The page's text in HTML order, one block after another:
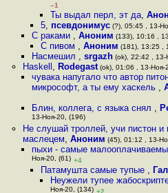
–1
Ты выдал перл, эт да,
5, псевдонимус (?), 05:45 , 13-
С раками , Аноним (133), 10:16 ,
С пивом ,Аноним (181), 13:25 ,
Насмешил , srgazh(ok), 22:42 , 13-
Haskell , Rodegast(ok), 01:06 , 13-Ноя-
чувака напугало что автор
микрософт, а ты ему хаскель ,
Блин, коллега, с языка снял ,
13-Ноя-20, (196)
Не слушай троллей, учи пистон
маслецем, Аноним (45), 01:12 , 13-
пыхи - самые
Ноя-20, (61) +4
Патамушта самые тупые ,
Неужели тупее
Ноя-20, (134) +2